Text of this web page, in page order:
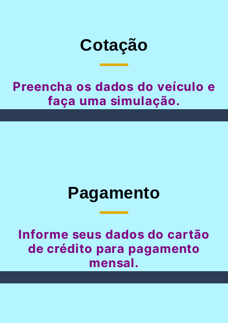
Cotação
Preencha os dados do veículo e
faça uma simulação.
Pagamento
Informe seus dados do cartão
de crédito para pagamento
mensal.